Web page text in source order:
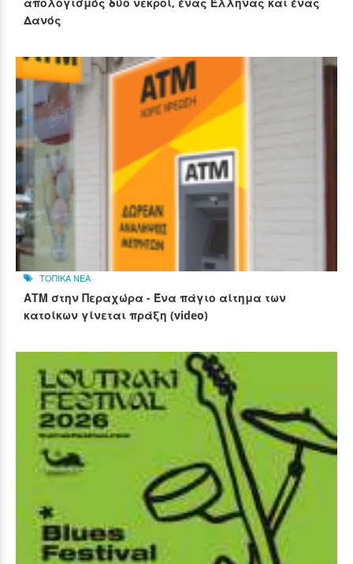
Δανός
ΤΟΠΙΚΑ ΝΕΑ
ΑΤΜ στην Περαχώρα - Ένα πάγιο αίτημα των
κατοίκων γίνεται πράξη (video)